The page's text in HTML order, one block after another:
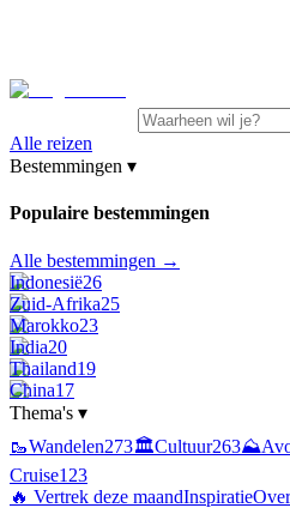
Alle reizen
Bestemmingen ▾
Populaire bestemmingen
Alle bestemmingen →
Indonesië26
Zuid-Afrika25
Marokko23
India20
Thailand19
China17
Thema's ▾
🥾Wandelen273🏛️Cultuur263⛰️
Cruise123
🔥 Vertrek deze maandInspiratie